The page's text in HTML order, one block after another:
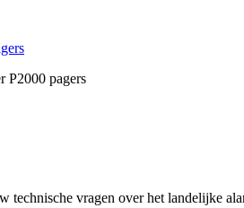
P2000 pagers
technische vragen over het landelijke